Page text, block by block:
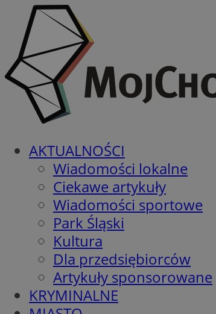
AKTUALNOŚCI
Wiadomości lokalne
Ciekawe artykuły
Wiadomości sportowe
Park Śląski
Kultura
Dla przedsiębiorców
Artykuły sponsorowane
KRYMINALNE